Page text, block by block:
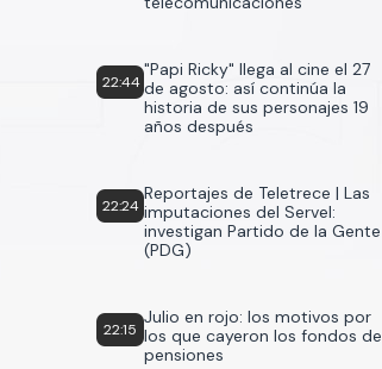
22:44
"Papi Ricky" llega al cine el 27
de agosto: así continúa la
historia de sus personajes 19
años después
22:24
Reportajes de Teletrece | Las
imputaciones del Servel:
investigan Partido de la Gente
(PDG)
22:15
Julio en rojo: los motivos por
los que cayeron los fondos de
pensiones